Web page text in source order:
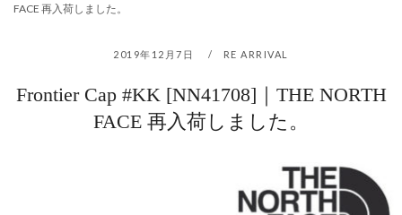
FACE 再入荷しました。
2019年12月7日 RE ARRIVAL
Frontier Cap #KK [NN41708]｜THE NORTH
FACE 再入荷しました。